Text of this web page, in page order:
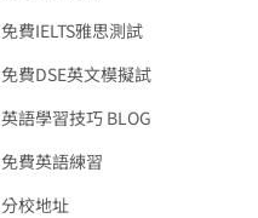
免費IELTS雅思測試
免費DSE英文模擬試
英語學習技巧 BLOG
免費英語練習
分校地址